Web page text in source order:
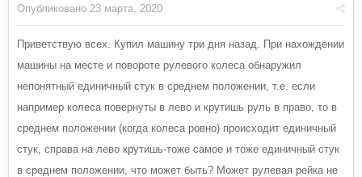
Опубликовано 23 марта, 2020
Приветствую всех. Купил машину три дня назад. При нахождении
машины на месте и повороте рулевого колеса обнаружил
непонятный единичный стук в среднем положении, т.е. если
например колеса повернуты в лево и крутишь руль в право, то в
среднем положении (когда колеса ровно) происходит единичный
стук, справа на лево крутишь-тоже самое и тоже единичный стук
в среднем положении, что может быть? Может рулевая рейка не